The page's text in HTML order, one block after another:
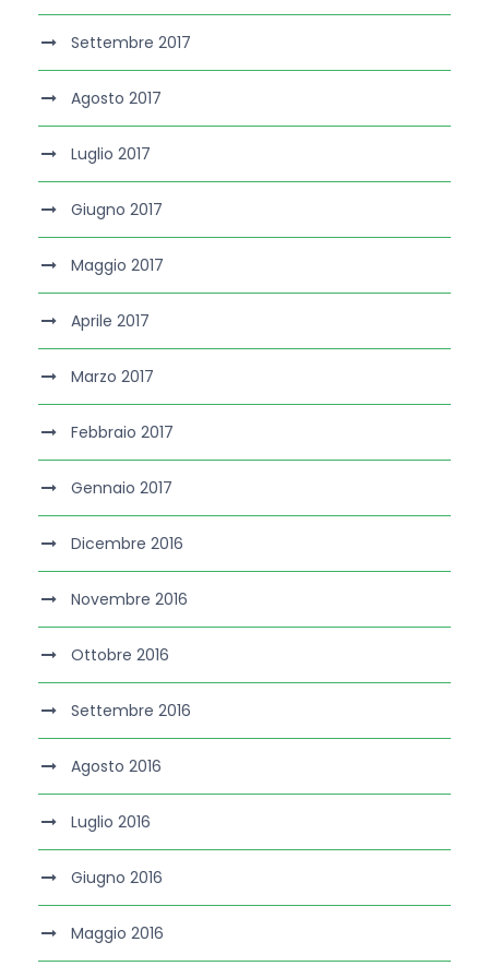
Settembre 2017
Agosto 2017
Luglio 2017
Giugno 2017
Maggio 2017
Aprile 2017
Marzo 2017
Febbraio 2017
Gennaio 2017
Dicembre 2016
Novembre 2016
Ottobre 2016
Settembre 2016
Agosto 2016
Luglio 2016
Giugno 2016
Maggio 2016